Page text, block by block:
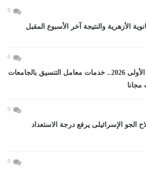
0
الأزهرية والنتيجة آخر الأسبوع المقبل
0
تنسيق المرحلة الأولى 2026.. خدمات معامل التنسيق بالجامعات
مجانا
0
الجو الإسرائيلى يرفع درجة الاستعداد
0